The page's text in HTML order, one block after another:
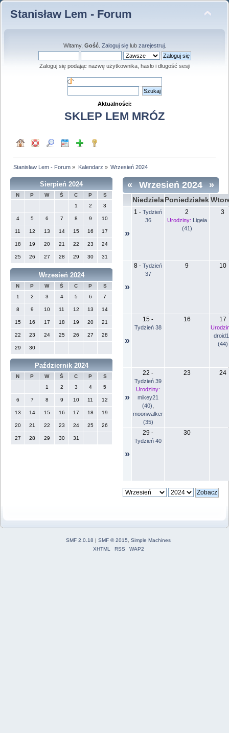
Stanisław Lem - Forum
Witamy, Gość. Zaloguj sięlub zarejestruj.
Zaloguj się podając nazwę użytkownika, hasło i długość sesji
Aktualności:
SKLEP LEM MRÓZ
Stanisław Lem - Forum » Kalendarz » Wrzesień 2024
Sierpień 2024
N P W Ś C P
S
1
2 3
4 5 6 7 8 9 10
11 12 13 14 15 16 17
18 19 20 21 22 23 24
25 26 27 28 29 30 31
Wrzesień 2024
N P W Ś C P
S
1
2 3 4 5 6 7
8 9 10 11 12 13 14
15 16 17 18 19 20 21
22 23 24 25 26 27 28
29 30
Październik 2024
N P W Ś C P
S
1
2 3 4 5
6 7 8 9 10 11 12
13 14 15 16 17 18 19
20 21 22 23 24 25 26
27 28 29 30 31
« »
Wrzesień 2024
Niedziela Poniedziałek
»
1 - Tydzień
36
2
Urodziny: Ligeia
(41)
3
»
8 - Tydzień
37
9 10
»
15 -
Tydzień 38
16 17
(44)
»
22 -
Tydzień 39
Urodziny:
mikey21
(40)
moonwalker
(35)
23 24
»
29 -
Tydzień 40
30
SMF 2.0.18 | SMF © 2015
Simple Machines
XHTML
RSS WAP2